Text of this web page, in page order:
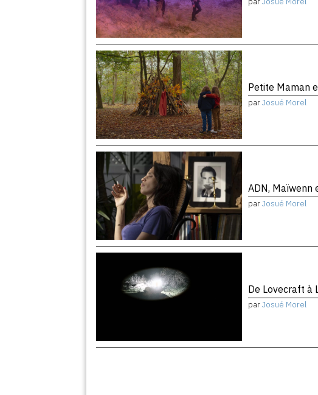
Petite Maman
parJosué Morel
ADN, Maïwenn
parJosué Morel
De Lovecraft à
parJosué Morel